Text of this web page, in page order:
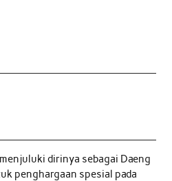
dirinya sebagai Daeng
penghargaan spesial pada